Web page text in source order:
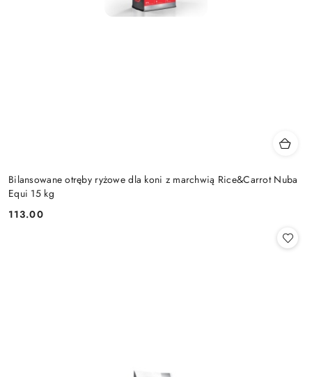
Bilansowane otręby ryżowe dla koni z marchwią Rice&Carrot Nuba
Equi 15 kg
Cena:
113.00